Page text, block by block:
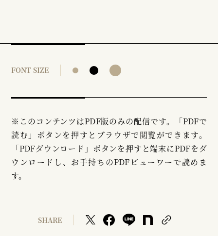
FONT SIZE
※このコンテンツはPDF版のみの配信です。「PDFで
読む」ボタンを押すとブラウザで閲覧ができます。
「PDFダウンロード」ボタンを押すと端末にPDFをダ
ウンロードし、お手持ちのPDFビューワーで読めま
す。
SHARE